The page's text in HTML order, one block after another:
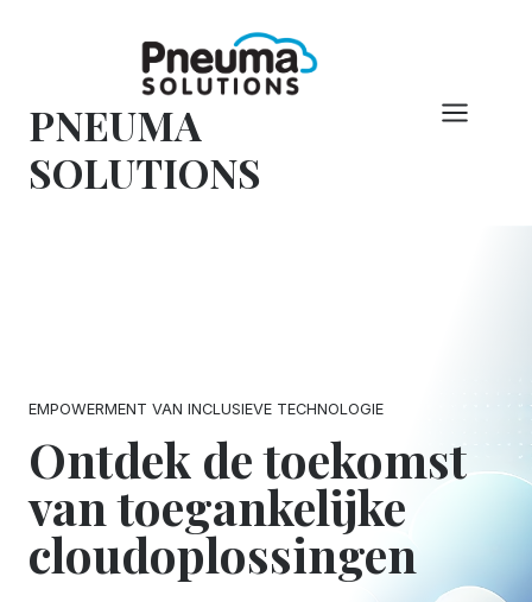
PNEUMA
SOLUTIONS
EMPOWERMENT VAN INCLUSIEVE TECHNOLOGIE
Ontdek de toekomst
van toegankelijke
cloudoplossingen